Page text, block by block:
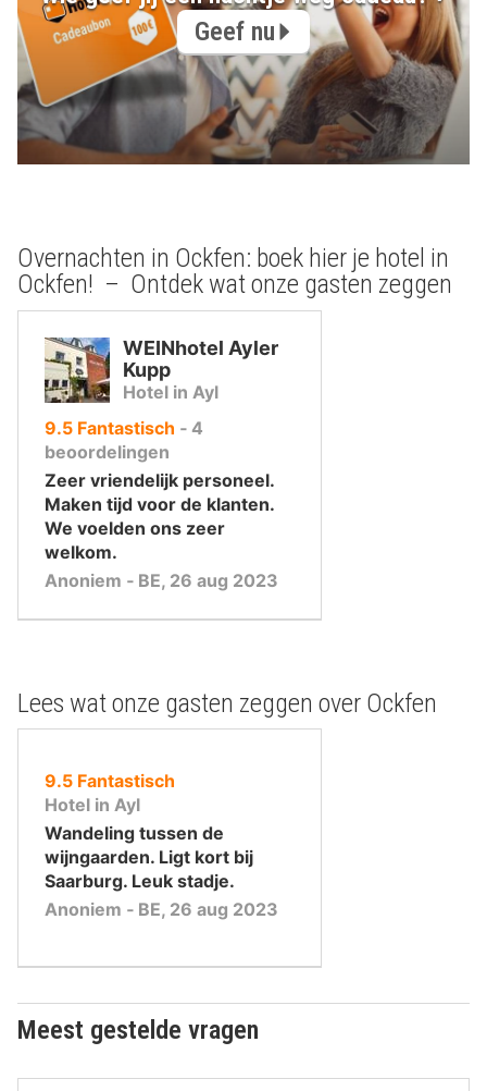
Geef nu
Overnachten in Ockfen: boek hier je hotel in
Ockfen! – Ontdek wat onze gasten zeggen
WEINhotel Ayler
Kupp
Hotel in Ayl
9.5uit
10
,
Fantastisch ‐ 4
beoordelingen
Zeer vriendelijk personeel.
Maken tijd voor de klanten.
We voelden ons zeer
welkom.
Anoniem ‐ BE, 26 aug 2023
Lees wat onze gasten zeggen over Ockfen
9.5uit
10
,
Fantastisch
Hotel in Ayl
Wandeling tussen de
wijngaarden. Ligt kort bij
Saarburg. Leuk stadje.
Anoniem ‐ BE, 26 aug 2023
Meest gestelde vragen